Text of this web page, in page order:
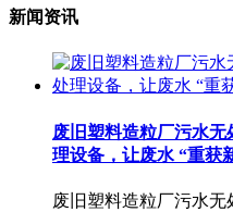
新闻资讯
废旧塑料造粒厂污水
理设备，让废水 “重获
废旧塑料造粒厂污水